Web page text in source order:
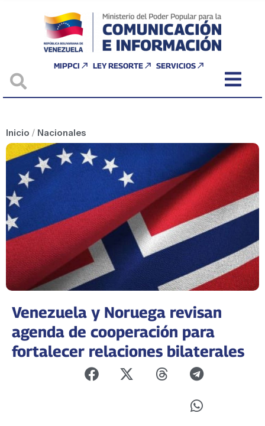
MIPPCI LEY RESORTE SERVICIOS
Inicio / Nacionales
Venezuela y Noruega revisan
agenda de cooperación para
fortalecer relaciones bilaterales